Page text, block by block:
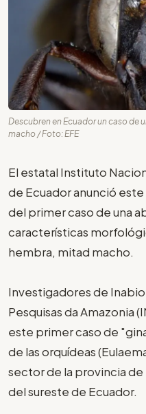
Descubren en Ecuador un caso de
macho / Foto: EFE
El estatal Instituto
de Ecuador anunció
del primer caso de una
características
hembra, mitad macho.
Investigadores de
Pesquisas da Amazonia
este primer caso de
de las orquídeas
sector de la provincia de
del sureste de Ecuador.